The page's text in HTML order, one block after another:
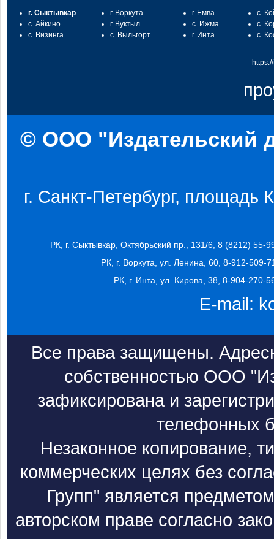
г. Сыктывкар
с. Айкино
с. Визинга
г. Воркута
г. Вуктыл
с. Выльгорт
г. Емва
с. Ижма
г. Инта
с.
с.
с.
© ООО "Издательский
г. Санкт-Петербург, площадь
РК, г. Сыктывкар, Октябрьский пр., 131/6, 8 (8212) 55-
РК, г. Воркута, ул. Ленина, 60, 8-912-509-
РК, г. Инта, ул. Кирова, 38, 8-904-270-
E-mail:
Все права защищены.
собственностью ООО
зафиксирована и
телефонных
Незаконное копирование,
коммерческих целях без
Групп" является
авторском праве согласно